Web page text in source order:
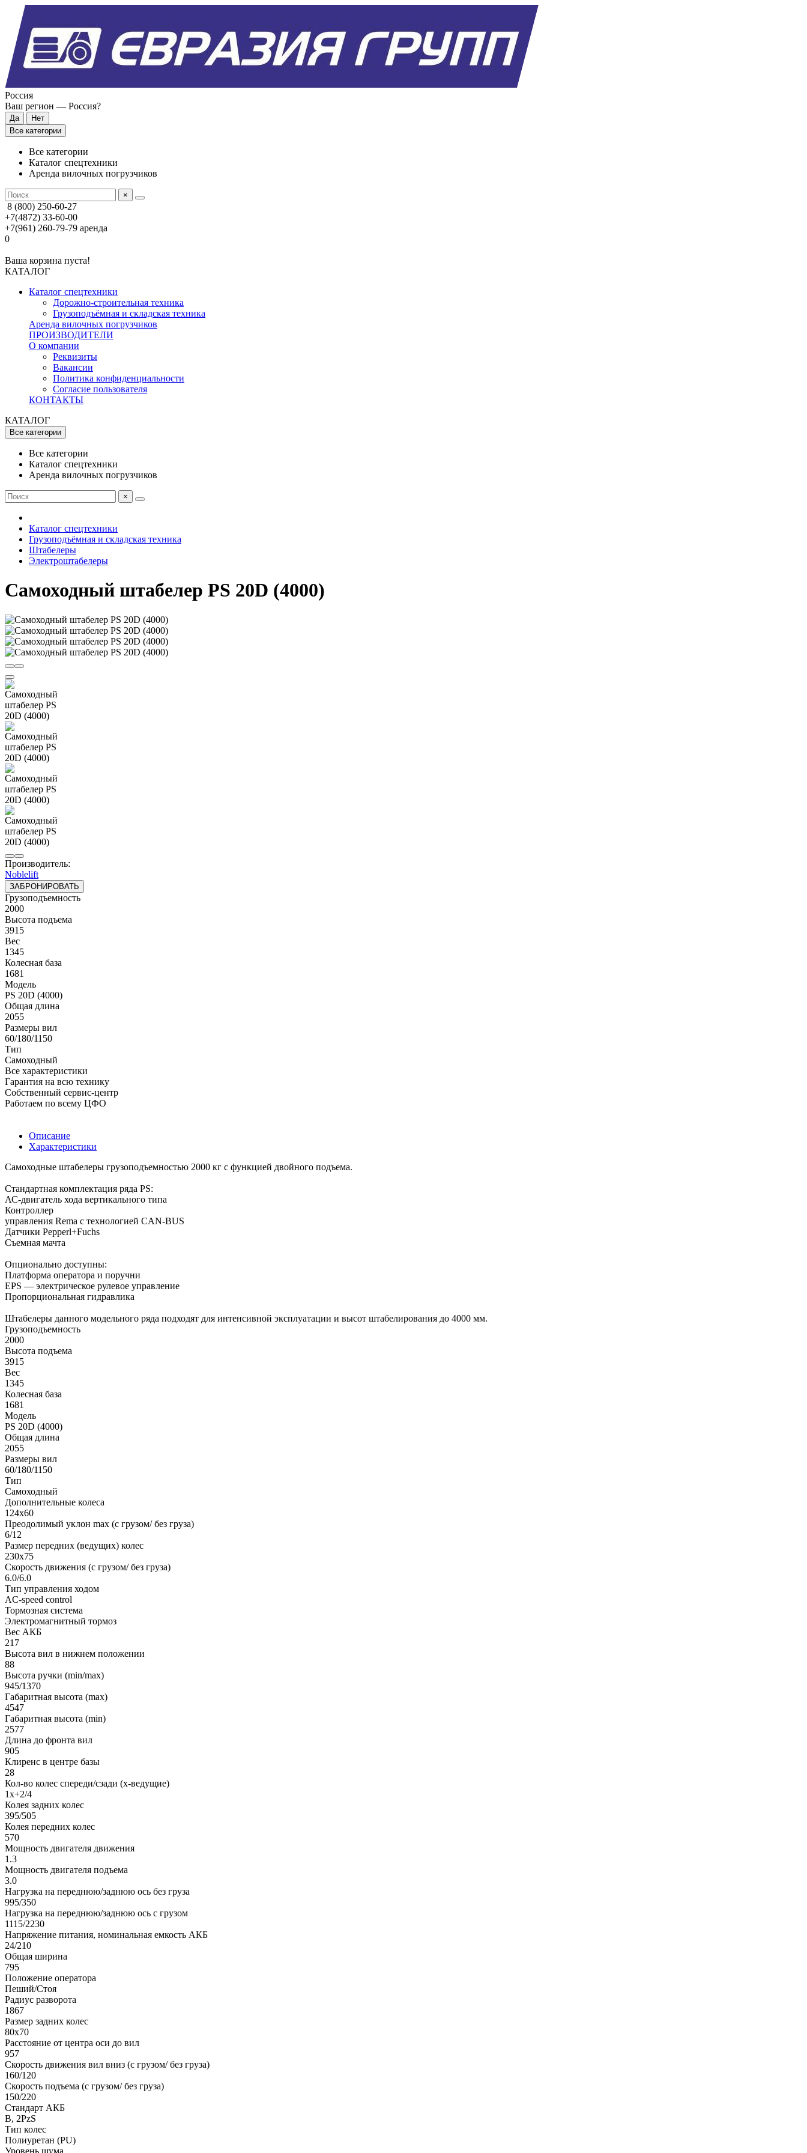
Россия
Ваш регион — Россия?
Все категории
Все категории
Каталог спецтехники
Аренда вилочных погрузчиков
×
8 (800) 250-60-27
+7(4872) 33-60-00
+7(961) 260-79-79 аренда
0
Ваша корзина пуста!
КАТАЛОГ
Каталог спецтехники
Дорожно-строительная техника
Грузоподъёмная и складская техника
Аренда вилочных погрузчиков
ПРОИЗВОДИТЕЛИ
О компании
Реквизиты
Вакансии
Политика конфиденциальности
Согласие пользователя
КОНТАКТЫ
КАТАЛОГ
Все категории
Все категории
Каталог спецтехники
Аренда вилочных погрузчиков
×
Каталог спецтехники
Грузоподъёмная и складская техника
Штабелеры
Электроштабелеры
Самоходный штабелер PS 20D (4000)
Производитель:
Noblelift
ЗАБРОНИРОВАТЬ
Грузоподъемность
2000
Высота подъема
3915
Вес
1345
Колесная база
1681
Модель
PS 20D (4000)
Общая длина
2055
Размеры вил
60/180/1150
Тип
Самоходный
Все характеристики
Гарантия на всю технику
Собственный сервис-центр
Работаем по всему ЦФО
Описание
Характеристики
Самоходные штабелеры грузоподъемностью 2000 кг с функцией двойного подъема.
Cтандартная комплектация ряда PS:
АС-двигатель хода вертикального типа
Контроллер
управления Rema с технологией CAN-BUS
Датчики Pepperl+Fuchs
Съемная мачта
Опционально доступны:
Платформа оператора и поручни
EPS — электрическое рулевое управление
Пропорциональная гидравлика
Штабелеры данного модельного ряда подходят для интенсивной эксплуатации и высот штабелирования до 4000 мм.
Грузоподъемность
2000
Высота подъема
3915
Вес
1345
Колесная база
1681
Модель
PS 20D (4000)
Общая длина
2055
Размеры вил
60/180/1150
Тип
Самоходный
Дополнительные колеса
124х60
Преодолимый уклон max (с грузом/ без груза)
6/12
Размер передних (ведущих) колес
230х75
Скорость движения (с грузом/ без груза)
6.0/6.0
Тип управления ходом
AC-speed control
Тормозная система
Электромагнитный тормоз
Вес АКБ
217
Высота вил в нижнем положении
88
Высота ручки (min/max)
945/1370
Габаритная высота (max)
4547
Габаритная высота (min)
2577
Длина до фронта вил
905
Клиренс в центре базы
28
Кол-во колес спереди/сзади (х-ведущие)
1х+2/4
Колея задних колес
395/505
Колея передних колес
570
Мощность двигателя движения
1.3
Мощность двигателя подъема
3.0
Нагрузка на переднюю/заднюю ось без груза
995/350
Нагрузка на переднюю/заднюю ось с грузом
1115/2230
Напряжение питания, номинальная емкость АКБ
24/210
Общая ширина
795
Положение оператора
Пеший/Стоя
Радиус разворота
1867
Размер задних колес
80х70
Расстояние от центра оси до вил
957
Скорость движения вил вниз (с грузом/ без груза)
160/120
Скорость подъема (с грузом/ без груза)
150/220
Стандарт АКБ
B, 2PzS
Тип колес
Полиуретан (PU)
Уровень шума